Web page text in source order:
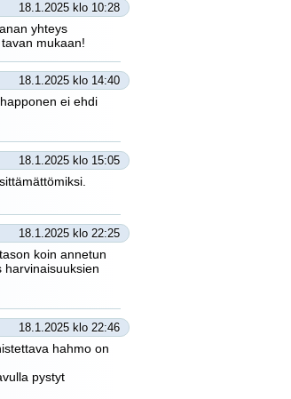
18.1.2025 klo 10:28
yhteys
mukaan!
18.1.2025 klo 14:40
ei ehdi
18.1.2025 klo 15:05
18.1.2025 klo 22:25
koin annetun
harvinaisuuksien
18.1.2025 klo 22:46
hahmo on
pystyt